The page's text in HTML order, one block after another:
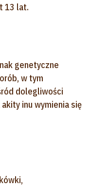
13 lat.
genetyczne
w tym
dolegliwości
inu wymienia się